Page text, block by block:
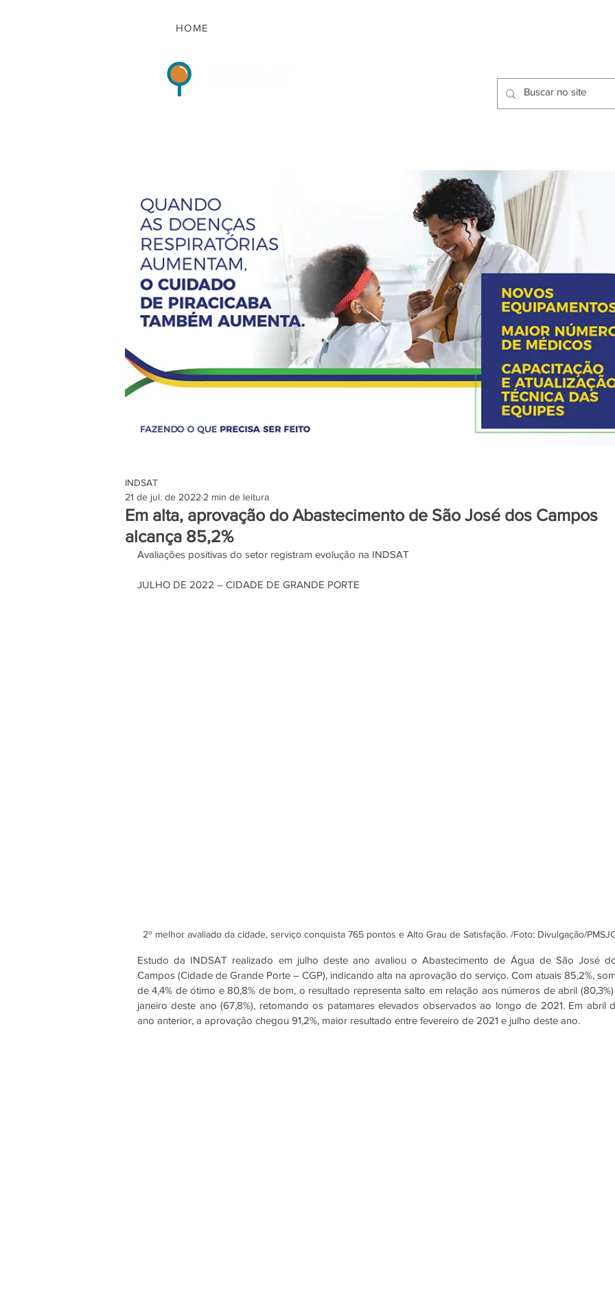
HOME
Em alta, aprovação do Abastecimento de São José dos Campos
alcança 85,2%
INDSAT
21 de jul. de 2022 2 min de leitura
Avaliações positivas do setor registram evolução na INDSAT
JULHO DE 2022 – CIDADE DE GRANDE PORTE
2º melhor avaliado da cidade, serviço conquista 765 pontos e Alto Grau de Satisfação. /Foto: Divulgação/
Estudo da INDSAT realizado em julho deste ano avaliou o Abastecimento de Água de São José
Campos (Cidade de Grande Porte – CGP), indicando alta na aprovação do serviço. Com atuais 85,2%,
de 4,4% de ótimo e 80,8% de bom, o resultado representa salto em relação aos números de abril
janeiro deste ano (67,8%), retomando os patamares elevados observados ao longo de 2021. Em abril
ano anterior, a aprovação chegou 91,2%, maior resultado entre fevereiro de 2021 e julho deste ano.